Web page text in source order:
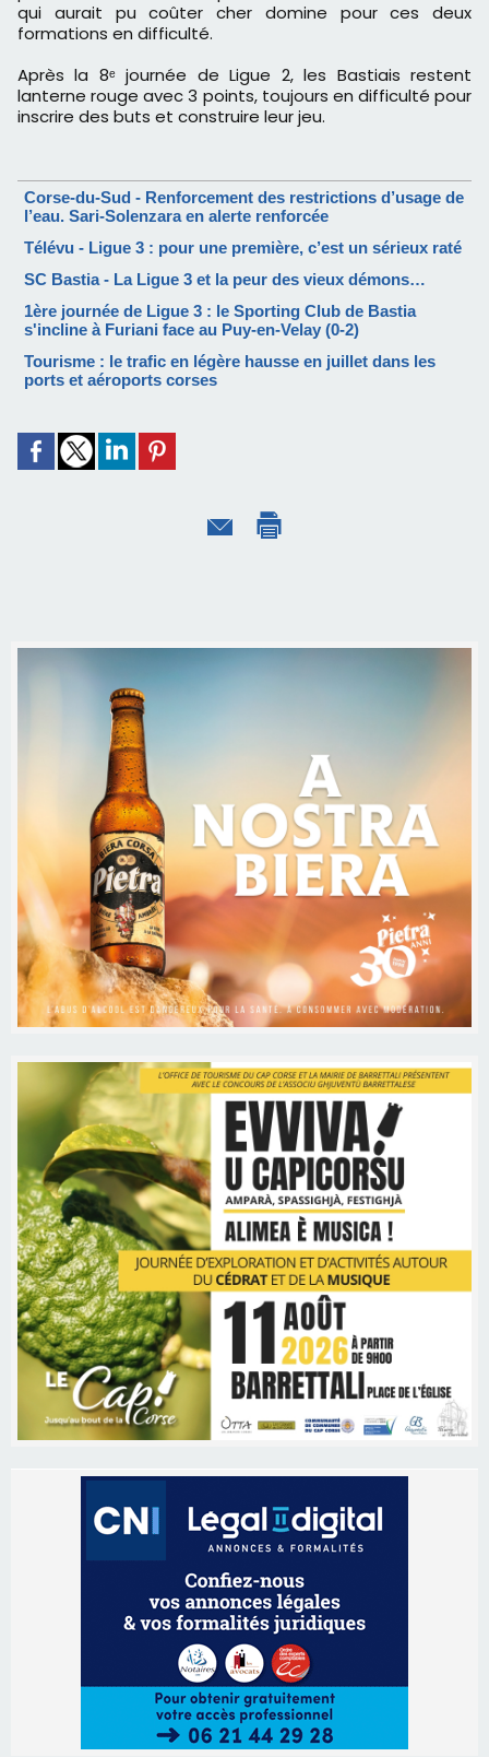
qui aurait pu coûter cher domine pour ces deux
formations en difficulté.
Après la 8ᵉ journée de Ligue 2, les Bastiais restent
lanterne rouge avec 3 points, toujours en difficulté pour
inscrire des buts et construire leur jeu.
Corse-du-Sud - Renforcement des restrictions d’usage de
l’eau. Sari-Solenzara en alerte renforcée
Télévu - Ligue 3 : pour une première, c’est un sérieux raté
SC Bastia - La Ligue 3 et la peur des vieux démons…
1ère journée de Ligue 3 : le Sporting Club de Bastia
s'incline à Furiani face au Puy-en-Velay (0-2)
Tourisme : le trafic en légère hausse en juillet dans les
ports et aéroports corses